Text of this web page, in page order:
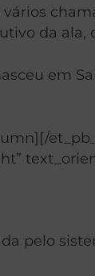
da
em
pelo